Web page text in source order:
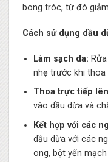
bong tróc, từ đó
Cách sử dụng dầu
Làm sạch da:
nhẹ trước khi thoa
Thoa trực tiếp
vào dầu dừa và
Kết hợp với các
dầu dừa với các
ong, bột yến